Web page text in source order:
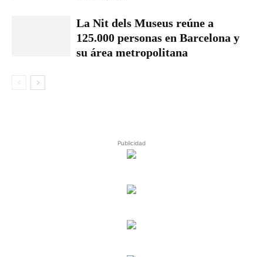
La Nit dels Museus reúne a
125.000 personas en Barcelona y
su área metropolitana
Publicidad